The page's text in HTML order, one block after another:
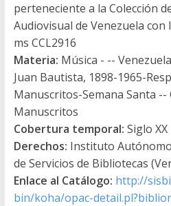
perteneciente a la Colección
Audiovisual de Venezuela
ms CCL2916
Materia: Música - --
Juan Bautista, 1898-1965-
Manuscritos-Semana Santa --
Manuscritos
Cobertura temporal: Siglo XX
Derechos: Instituto
de Servicios de Bibliotecas
Enlace al Catálogo: http://
bin/koha/opac-